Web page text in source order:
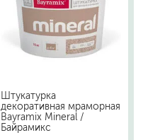
Штукатурка
декоративная мраморная
Bayramix Mineral /
Байрамикс